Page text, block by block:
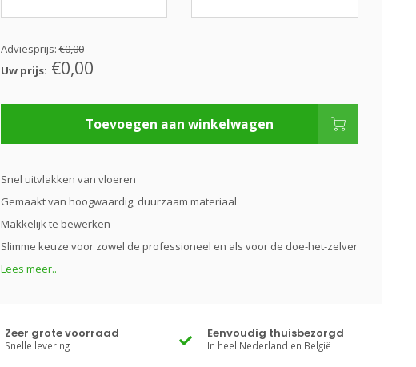
Adviesprijs:€0,00
Uw prijs: €0,00
Toevoegen aan winkelwagen
Snel uitvlakken van vloeren
Gemaakt van hoogwaardig, duurzaam materiaal
Makkelijk te bewerken
Slimme keuze voor zowel de professioneel en als voor de doe-het-zelver
Lees meer..
Zeer grote voorraad
Snelle levering
Eenvoudig thuisbezorgd
In heel Nederland en België